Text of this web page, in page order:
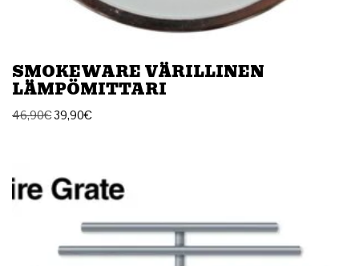
SMOKEWARE VÄRILLINEN
LÄMPÖMITTARI
46,90€39,90€